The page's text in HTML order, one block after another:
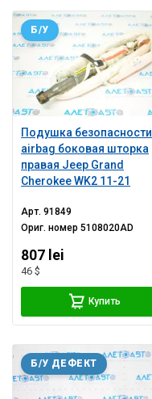
Подушка безопасности
airbag боковая шторка
правая Jeep Grand
Cherokee WK2 11-21
Б/У
Арт.91849
Ориг. номер5108020AD
807 lei
46 $
Купить
Б/У ДЕФЕКТ